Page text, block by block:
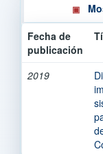
Fecha de
publicación
2019